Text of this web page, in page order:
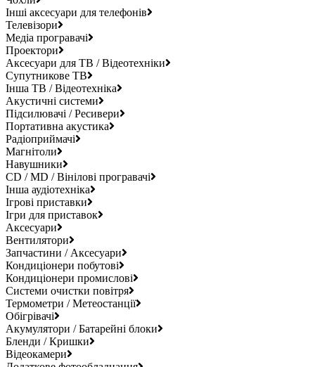
Інші аксесуари для телефонів
Телевізори
Медіа програвачі
Проектори
Аксесуари для ТВ / Відеотехніки
Супутникове ТВ
Інша ТВ / Відеотехніка
Акустичні системи
Підсилювачі / Ресивери
Портативна акустика
Радіоприймачі
Магнітоли
Навушники
CD / MD / Вінілові програвачі
Інша аудіотехніка
Ігрові приставки
Ігри для приставок
Аксесуари
Вентилятори
Запчастини / Аксесуари
Кондиціонери побутові
Кондиціонери промислові
Системи очистки повітря
Термометри / Метеостанції
Обігрівачі
Акумулятори / Батарейні блоки
Бленди / Кришки
Відеокамери